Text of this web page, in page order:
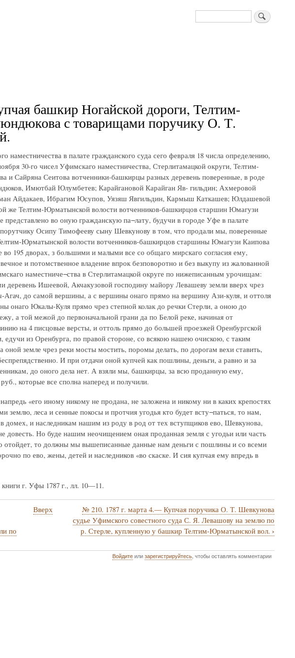
Поиск
башкир Ногайской дороги, Телтим-
с товарищами поручику О. Т.
в палате гражданского суда сего февраля 18 числа определению,
30-го чисел Уфимскаго наместничества, Стерлитамацкой округи, Телтим-
Сайряна Сеитова вотченники-башкирцы разных деревень поверенные, в роде
Имютбай Юлумбетев; Карайгановой Карайган Яв- гильдин; Ахмеровой
Айдакаев, Ибрагим Юсупов, Уязяш Явгильдин, Кармыш Каткашев; Юлдашевой
же Телтим-Юрматынской волости вотченников-башкирцов старшин Юмагузи
во оную гражданскую па¬лату, будучи в городе Уфе в палате
Осипу Тимофееву сыну Шевкунову в том, что продали мы, поверенные
Юрматынской волости вотченников-башкирцов старшины Юмагузи Каипова
195 дворах, з большими и малыми все со общаго мирскаго согласия ему,
и потомственное владение впрок безповоротно и без выкупу из жалованной
наместниче¬ства в Стерлитамацкой округе по нижеписанным урочищам:
Ишеевой, Акчакузовой господину майору Левашеву земли вверх чрез
до самой вершины, а с вершины онаго прямо на вершину Ази-куля, и оттоля
онаго Юкалы-Куля прямо чрез степной колак до речки Стерли, а оною до
а той межой до первоначальной грани да по Белой реке, начиная от
на 4 писцовые версты, и оттоль прямо до большей проезжей Оренбургской
из Оренбурга, по правой стороне, со всякою нашею очискою, с таким
земле чрез реки мосты мостить, поромы делать, по дорогам вехи ставить,
И при отдачи оной купчей как пошлины, деньги, а равно и за
до оного дела нет. А взяли мы, башкирцы, за всю проданную ему,
которые все сполна наперед и получили.
«его иному никому не продана, не заложена и никому ни в каких крепостях
леса и сенные покосы и протчия угодья кто будет всту¬паться, то нам,
и наследникам нашим из роду в род от тех вступщиков ево, Шевкунова,
довесть. Но буде нашим неочищением оная проданная земля с угодьи или часть
отойдет, то должны мы вышеписанные данные нам деньги с пошлины и со всеми
по ево, жены, детей и наследников «во скаске. И сия купчая ему впредь в
г. Уфы 1787 г., лл. 10—11.
по
Вверх
№ 210. 1787 г. марта 4.— Купчая поручика О. Т. Шевкунова
судье Уфимского совестного суда С. Я. Левашову на землю по
р. Стерле, купленную у башкир Телтим-Юрматынской вол. ›
Войдитеилизарегистрируйтесь, чтобы оставлять комментарии